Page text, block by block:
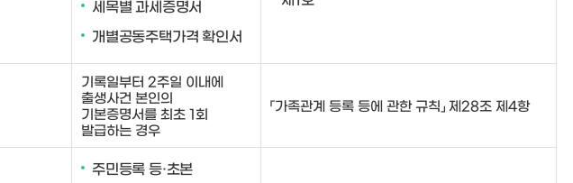
세목별 과세증명서
개별공동주택가격 확인서
기록일부터 2주일 이내에
출생사건 본인의
기본증명서를 최초 1회
발급하는 경우
「가족관계 등록 등에 관한 규칙」 제28조 제4항
주민등록 등·초본